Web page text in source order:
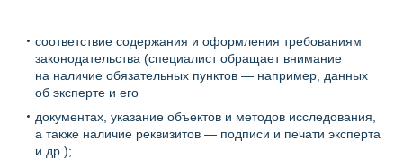
соответствие содержания и оформления требованиям
законодательства (специалист обращает внимание
на наличие обязательных пунктов — например, данных
об эксперте и его
документах, указание объектов и методов исследования,
а также наличие реквизитов — подписи и печати эксперта
и др.);